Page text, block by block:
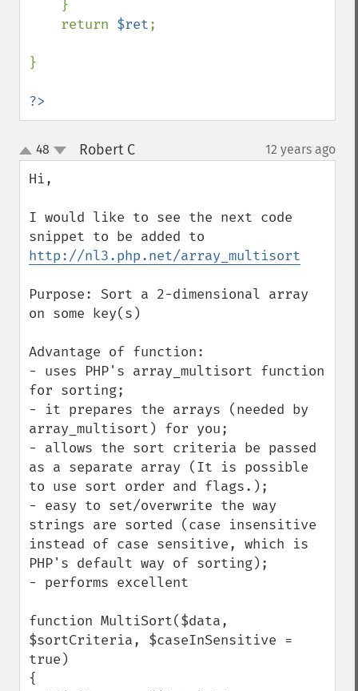
    return
$ret;
}
?>
up
down
48 Robert C¶ 12 years ago
Hi,
I would like to see the next code
http://nl3.php.net/array_multisort
Purpose: Sort a 2-dimensional array
on some key(s)
Advantage of function:
- uses PHP's array_multisort function
for sorting;
- it prepares the arrays (needed by
array_multisort) for you;
- allows the sort criteria be passed
as a separate array (It is possible
to use sort order and flags.);
- easy to set/overwrite the way
strings are sorted (case insensitive
instead of case sensitive, which is
PHP's default way of sorting);
- performs excellent
function MultiSort($data,
$sortCriteria, $caseInSensitive =
true)
{